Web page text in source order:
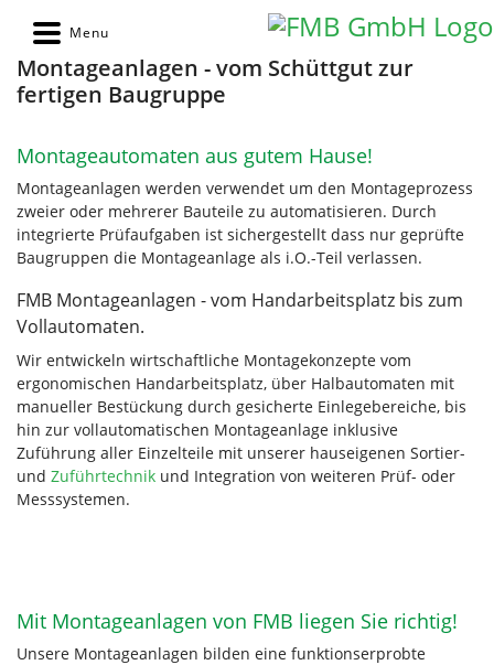
Montageanlagen - vom Schüttgut zur
fertigen Baugruppe
Montageautomaten aus gutem Hause!
Montageanlagen werden verwendet um den Montageprozess
zweier oder mehrerer Bauteile zu automatisieren. Durch
integrierte Prüfaufgaben ist sichergestellt dass nur geprüfte
Baugruppen die Montageanlage als i.O.-Teil verlassen.
FMB Montageanlagen - vom Handarbeitsplatz bis zum
Vollautomaten.
Wir entwickeln wirtschaftliche Montagekonzepte vom
ergonomischen Handarbeitsplatz, über Halbautomaten mit
manueller Bestückung durch gesicherte Einlegebereiche, bis
hin zur vollautomatischen Montageanlage inklusive
Zuführung aller Einzelteile mit unserer hauseigenen Sortier-
und Zuführtechnik und Integration von weiteren Prüf- oder
Messsystemen.
Mit Montageanlagen von FMB liegen Sie richtig!
Unsere Montageanlagen bilden eine funktionserprobte